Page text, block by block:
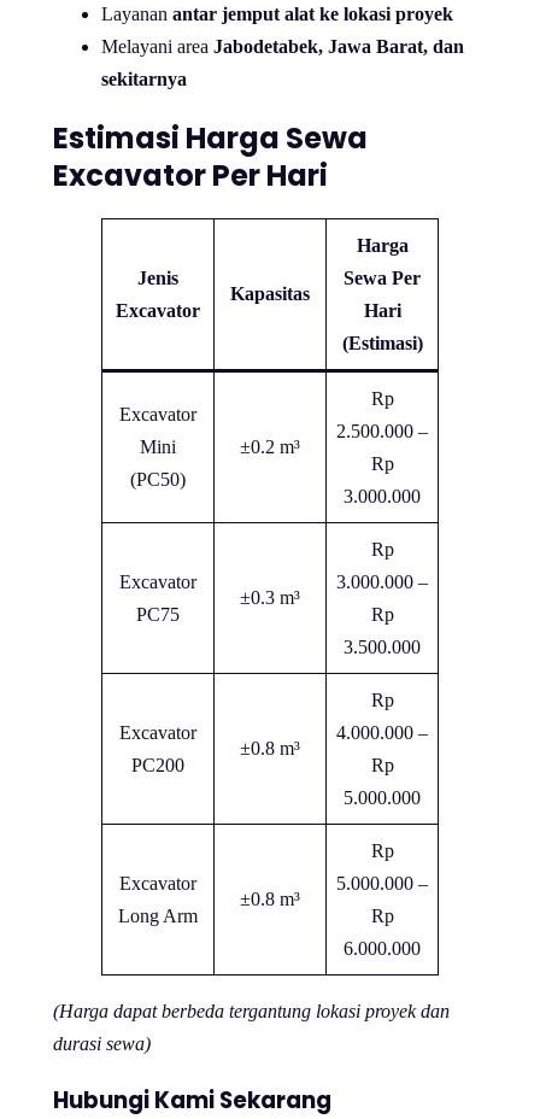
Layanan antar jemput alat ke lokasi proyek
Melayani area Jabodetabek, Jawa Barat, dan
sekitarnya
Estimasi Harga Sewa
Excavator Per Hari
Jenis
Excavator
Kapasitas
Harga
Sewa Per
Hari
(Estimasi)
Excavator
Mini
(PC50)
±0.2 m³
Rp
2.500.000 –
Rp
3.000.000
Excavator
PC75
±0.3 m³
Rp
3.000.000 –
Rp
3.500.000
Excavator
PC200
±0.8 m³
Rp
4.000.000 –
Rp
5.000.000
Excavator
Long Arm
±0.8 m³
Rp
5.000.000 –
Rp
6.000.000
(Harga dapat berbeda tergantung lokasi proyek dan
durasi sewa)
Hubungi Kami Sekarang